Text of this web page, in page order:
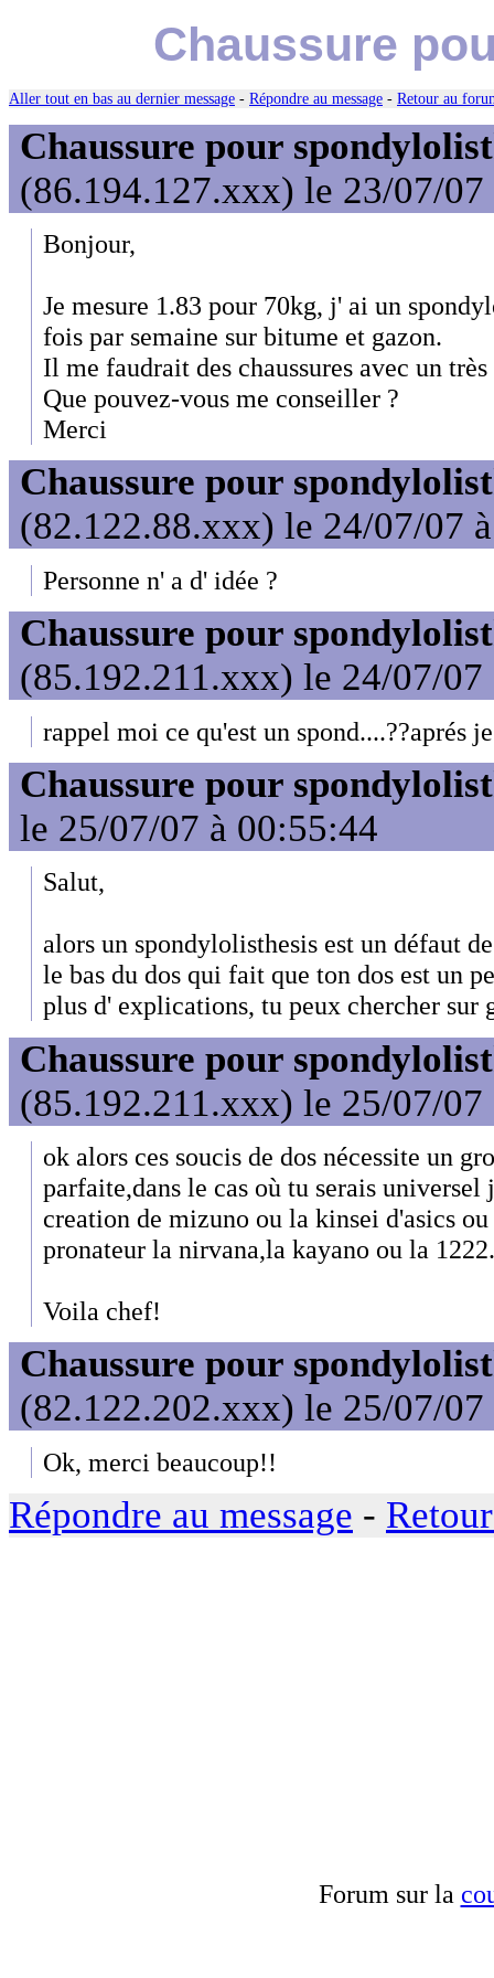
Chaussure
Aller tout en bas au dernier message - Répondre au message - Retour au
Chaussure pour
(86.194.127.xxx) le 23/07/07
Bonjour,
Je mesure 1.83 pour 70kg, j' ai un
fois par semaine sur bitume et gazon.
Il me faudrait des chaussures avec un
Que pouvez-vous me conseiller ?
Merci
Chaussure pour
(82.122.88.xxx) le 24/07/07
Personne n' a d' idée ?
Chaussure pour
(85.192.211.xxx) le 24/07/07
rappel moi ce qu'est un spond....??aprés
Chaussure pour
le 25/07/07 à 00:55:44
Salut,
alors un spondylolisthesis est un défaut
le bas du dos qui fait que ton dos est un
plus d' explications, tu peux chercher sur
Chaussure pour
(85.192.211.xxx) le 25/07/07
ok alors ces soucis de dos nécessite un
parfaite,dans le cas où tu serais universel
creation de mizuno ou la kinsei d'asics
pronateur la nirvana,la kayano ou la 1222.
Voila chef!
Chaussure pour
(82.122.202.xxx) le 25/07/07
Ok, merci beaucoup!!
Répondre au message -
Forum sur la